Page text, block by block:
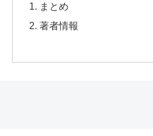
まとめ
著者情報